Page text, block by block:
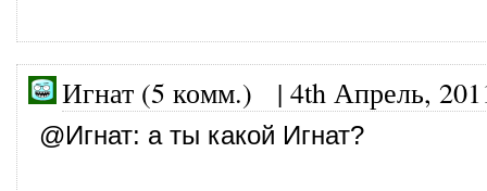
Игнат (5 комм.) | 4th Апрель,
@Игнат: а ты какой Игнат?